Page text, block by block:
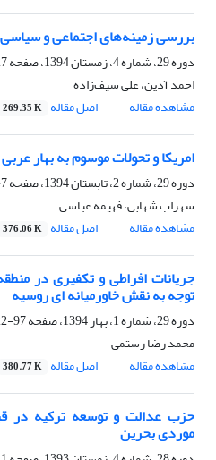
بررسی زمینه‌های اجتماعی و
دوره 29، شماره 4، زمستان 1394، صفحه
احمد آذین، علی سیف‌زاده
مشاهده مقاله
اصل مقاله 269.35 K
امریکا و تحولات موسوم به بهار عربی
دوره 29، شماره 2، تابستان 1394، صفحه
7-31
سهراب شهابی، فهیمه عباسی
مشاهده مقاله
اصل مقاله 376.06 K
جریانات افراطی و تکفیری در
توجه به نقش خاورمیانه ای روسیه
دوره 29، شماره 1، بهار 1394، صفحه
97-122
محمد رضا رستمی
مشاهده مقاله
اصل مقاله 380.77 K
حزب عدالت و توسعه ترکیه در
موردی بحرین